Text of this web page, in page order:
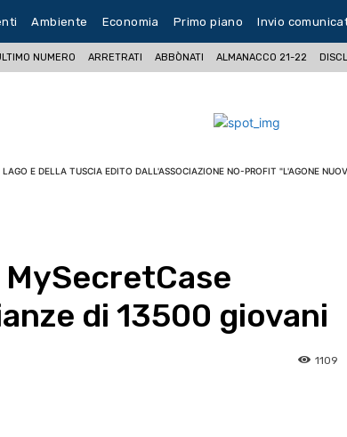
Ambiente Economia Primo piano Invio
NUMERO ARRETRATI ABBÒNATI ALMANACCO 21-22
LAGO E DELLA TUSCIA EDITO DALL'ASSOCIAZIONE NO-PROFIT "L'AGONE
di 13500 giovani
1109